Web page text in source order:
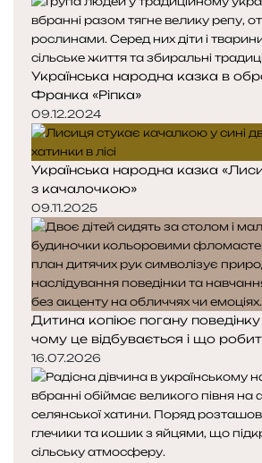
Українська народна казка в
Франка «Ріпка»
09.12.2024
Українська народна казка
з качалочкою»
09.11.2025
Дитина копіює погану поведінку
чому це відбувається і що
16.07.2026